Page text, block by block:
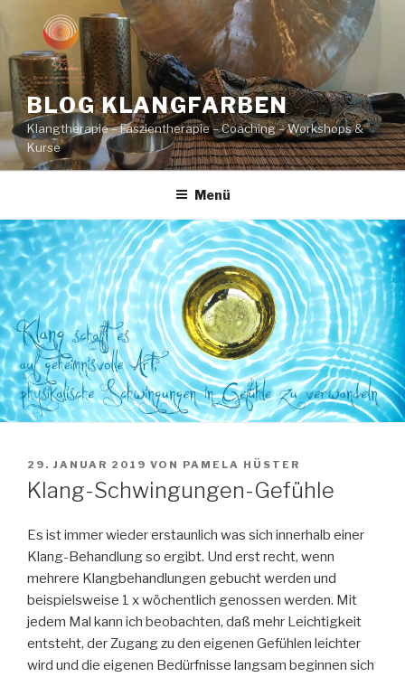
Zum
springen
BLOG KLANGFARBEN
Klangtherapie – Faszientherapie – Coaching – Workshops &
Kurse
Menü
VERÖFFENTLICHT
AM
29. JANUAR 2019 VON PAMELA HÜSTER
Klang-Schwingungen-Gefühle
Es ist immer wieder erstaunlich was sich innerhalb einer
Klang-Behandlung so ergibt. Und erst recht, wenn
mehrere Klangbehandlungen gebucht werden und
beispielsweise 1 x wöchentlich genossen werden. Mit
jedem Mal kann ich beobachten, daß mehr Leichtigkeit
entsteht, der Zugang zu den eigenen Gefühlen leichter
wird und die eigenen Bedürfnisse langsam beginnen sich